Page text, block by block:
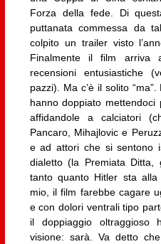
Forza della fede. Di
puttanata commessa da
colpito un trailer visto
Finalmente il film arriva
recensioni entusiastiche
pazzi). Ma c’è il solito
hanno doppiato mettendoci
affidandole a calciatori
Pancaro, Mihajlovic e
e ad attori che si sentono
dialetto (la Premiata Ditta,
tanto quanto Hitler sta
mio, il film farebbe cagare
e con dolori ventrali tipo
il doppiaggio oltraggioso
visione: sarà. Va detto